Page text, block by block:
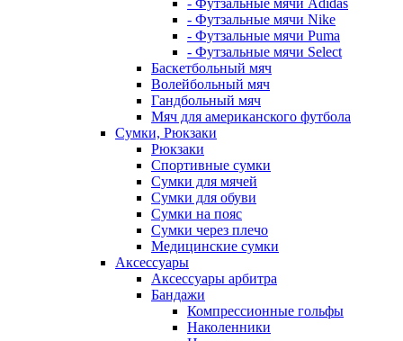
- Футзальные мячи Adidas
- Футзальные мячи Nike
- Футзальные мячи Puma
- Футзальные мячи Select
Баскетбольный мяч
Волейбольный мяч
Гандбольный мяч
Мяч для американского футбола
Сумки, Рюкзаки
Рюкзаки
Спортивные сумки
Сумки для мячей
Сумки для обуви
Сумки на пояс
Сумки через плечо
Медицинские сумки
Аксессуары
Аксессуары арбитра
Бандажи
Компрессионные гольфы
Наколенники